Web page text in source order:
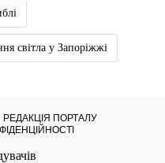
світла у Запоріжжі
РЕДАКЦІЯ ПОРТАЛУ